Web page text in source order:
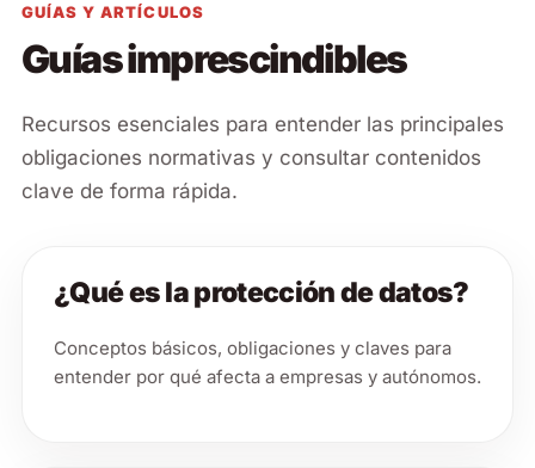
GUÍAS Y ARTÍCULOS
Guías imprescindibles
Recursos esenciales para entender las principales
obligaciones normativas y consultar contenidos
clave de forma rápida.
¿Qué es la protección de datos?
Conceptos básicos, obligaciones y claves para
entender por qué afecta a empresas y autónomos.